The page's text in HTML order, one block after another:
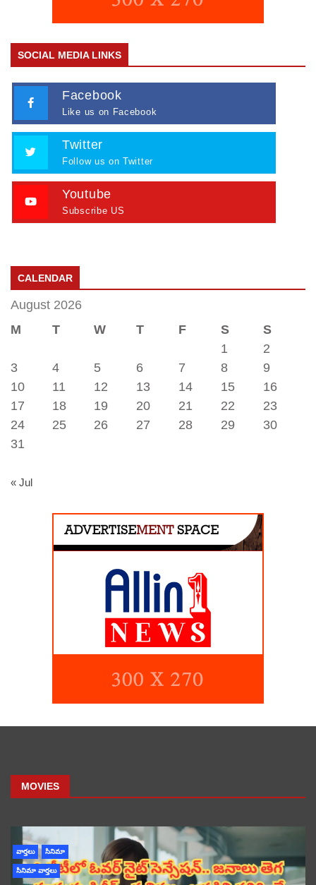
SOCIAL MEDIA LINKS
Facebook
Like us on Facebook
Twitter
Follow us on Twitter
Youtube
Subscribe US
CALENDAR
August 2026
M
T W T F S
S
1
2
3
4 5 6 7 8
9
10
11 12 13 14 15
16
17
18 19 20 21 22
23
24
25 26 27 28 29
30
31
« Jul
MOVIES
వార్తలు సినిమా
సినిమా వార్తలు